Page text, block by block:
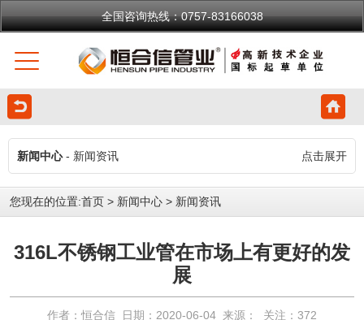
全国咨询热线：0757-83166038
新闻中心- 新闻资讯 点击展开
您现在的位置:首页 > 新闻中心 > 新闻资讯
316L不锈钢工业管在市场上有更好的发
展
作者：恒合信 日期：2020-06-04 来源： 关注： 372